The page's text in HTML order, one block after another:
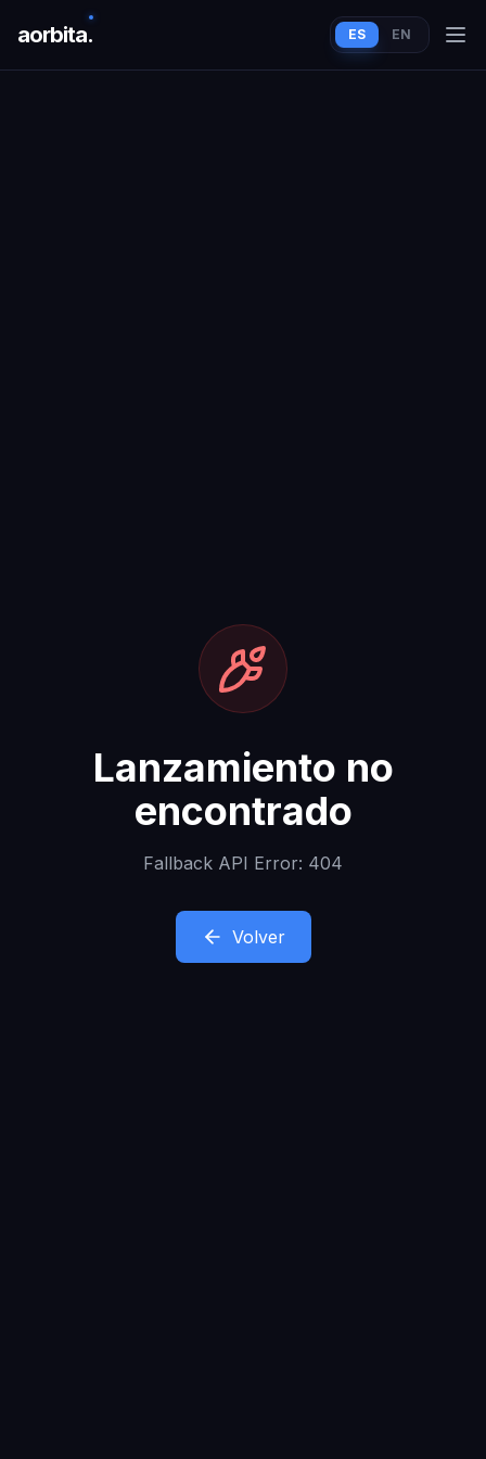
aorbita. ES EN
Lanzamiento no
encontrado
Fallback API Error: 404
Volver